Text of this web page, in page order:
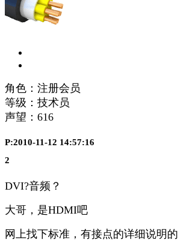
角色：注册会员
等级：技术员
声望： 616
P:2010-11-12 14:57:16
2
DVI?音频？
大哥，是HDMI吧
网上找下标准，有接点的详细说明的